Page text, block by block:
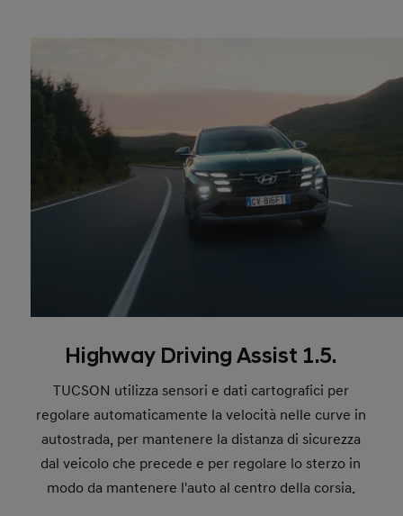
Highway Driving Assist 1.5.
TUCSON utilizza sensori e dati cartografici per
regolare automaticamente la velocità nelle curve in
autostrada, per mantenere la distanza di sicurezza
dal veicolo che precede e per regolare lo sterzo in
modo da mantenere l'auto al centro della corsia.